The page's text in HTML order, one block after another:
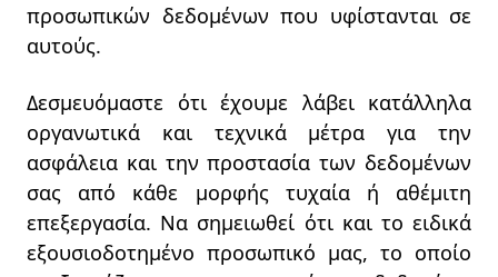
προσωπικών δεδομένων που υφίστανται σε
αυτούς.
Δεσμευόμαστε ότι έχουμε λάβει κατάλληλα
οργανωτικά και τεχνικά μέτρα για την
ασφάλεια και την προστασία των δεδομένων
σας από κάθε μορφής τυχαία ή αθέμιτη
επεξεργασία. Να σημειωθεί ότι και το ειδικά
εξουσιοδοτημένο προσωπικό μας, το οποίο